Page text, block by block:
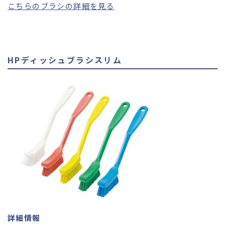
こちらのブラシの詳細を見る
HPディッシュブラシスリム
詳細情報